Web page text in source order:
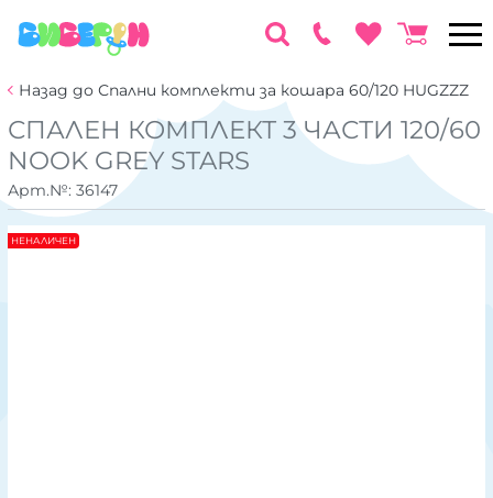
Назад до Спални комплекти за кошара 60/120 HUGZZZ
СПАЛЕН КОМПЛЕКТ 3 ЧАСТИ 120/60
NOOK GREY STARS
Арт.№: 36147
НЕНАЛИЧЕН